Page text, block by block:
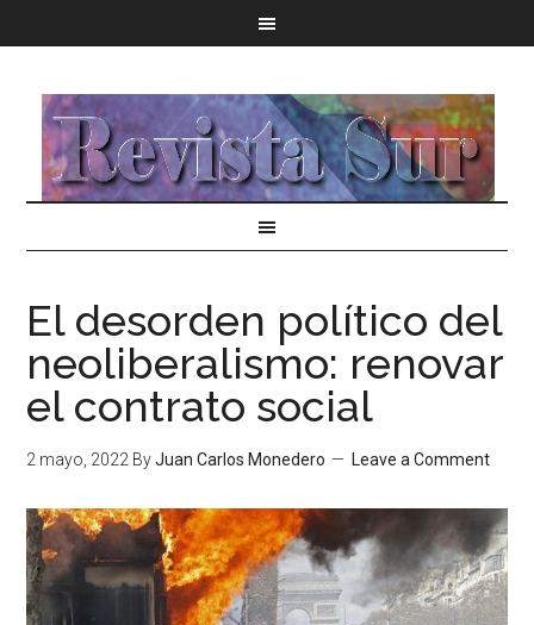
El desorden político del
neoliberalismo: renovar
el contrato social
2 mayo, 2022 ByJuan Carlos Monedero Leave a Comment